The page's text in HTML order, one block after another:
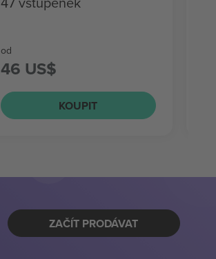
od
46 US$
KOUPIT
ZAČÍT PRODÁVAT